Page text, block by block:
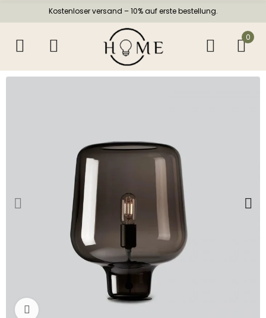
Kostenloser versand – 10% auf erste bestellung.
0